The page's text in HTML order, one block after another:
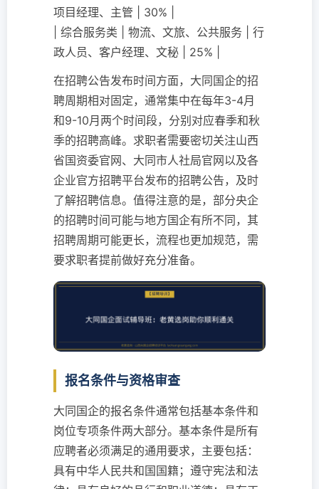
项目经理、主管 | 30% |
| 综合服务类 | 物流、文旅、公共服务 | 行
政人员、客户经理、文秘 | 25% |
在招聘公告发布时间方面，大同国企的招
聘周期相对固定，通常集中在每年3-4月
和9-10月两个时间段，分别对应春季和秋
季的招聘高峰。求职者需要密切关注山西
省国资委官网、大同市人社局官网以及各
企业官方招聘平台发布的招聘公告，及时
了解招聘信息。值得注意的是，部分央企
的招聘时间可能与地方国企有所不同，其
招聘周期可能更长，流程也更加规范，需
要求职者提前做好充分准备。
报名条件与资格审查
大同国企的报名条件通常包括基本条件和
岗位专项条件两大部分。基本条件是所有
应聘者必须满足的通用要求，主要包括：
具有中华人民共和国国籍；遵守宪法和法